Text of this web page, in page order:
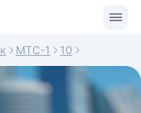
МТС-1 10